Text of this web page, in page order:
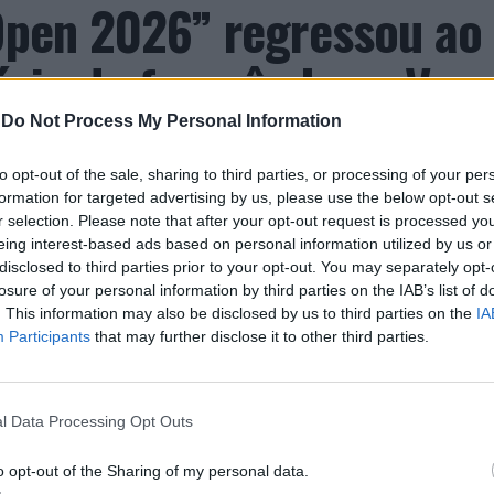
Do Not Process My Personal Information
opt-out of the sale, sharing to third parties, or processing of your
for targeted advertising by us, please use the below opt-out
selection. Please note that after your opt-out request is processed
interest-based ads based on personal information utilized by us
to third parties prior to your opt-out. You may separately
of your personal information by third parties on the IAB’s list of
This information may also be disclosed by us to third parties on the
Participants that may further disclose it to other third parties.
Data Processing Opt Outs
opt-out of the Sharing of my personal data.
2026” regressou ao
do francês Luca Van
os dias 18 e 26 de julho, no Clube de Ténis
o regresso da competição ao circuito
na edição anterior, ter integrado o circuito
o primeiro título ATP da carreira ao
uma edição marcada pela elevada